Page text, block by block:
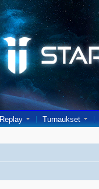
Replay Turnaukset